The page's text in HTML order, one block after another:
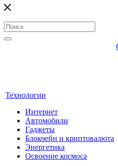
Технологии
Интернет
Автомобили
Гаджеты
Блокчейн и криптовалюта
Энергетика
Освоение космоса